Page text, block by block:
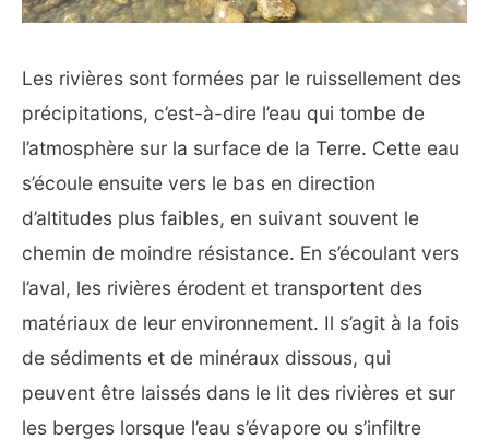
Les rivières sont formées par le ruissellement des
précipitations, c’est-à-dire l’eau qui tombe de
l’atmosphère sur la surface de la Terre. Cette eau
s’écoule ensuite vers le bas en direction
d’altitudes plus faibles, en suivant souvent le
chemin de moindre résistance. En s’écoulant vers
l’aval, les rivières érodent et transportent des
matériaux de leur environnement. Il s’agit à la fois
de sédiments et de minéraux dissous, qui
peuvent être laissés dans le lit des rivières et sur
les berges lorsque l’eau s’évapore ou s’infiltre